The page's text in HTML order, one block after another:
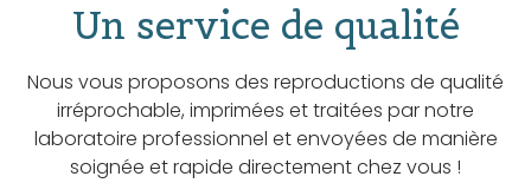
Un service de qualité
Nous vous proposons des reproductions de qualité
irréprochable, imprimées et traitées par notre
laboratoire professionnel et envoyées de manière
soignée et rapide directement chez vous !